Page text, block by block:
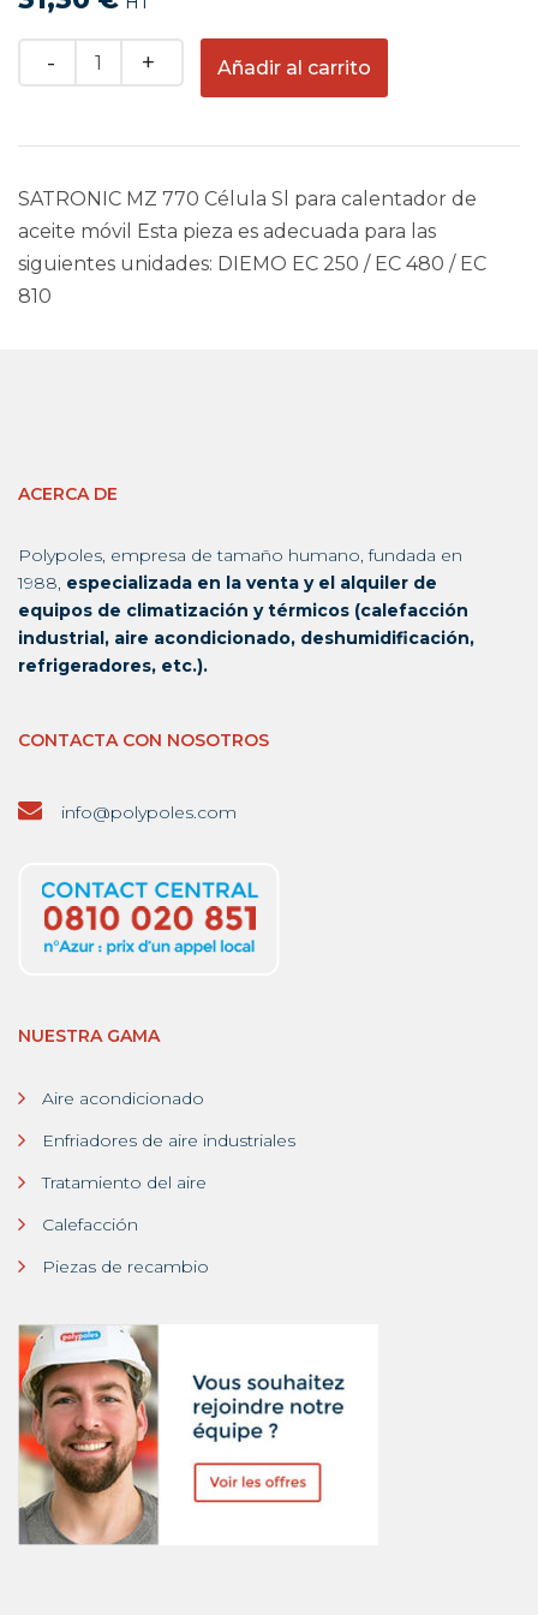
Quantity
Añadir al carrito
SATRONIC MZ 770 Célula Sl para calentador de
aceite móvil Esta pieza es adecuada para las
siguientes unidades: DIEMO EC 250 / EC 480 / EC
810
ACERCA DE
Polypoles, empresa de tamaño humano, fundada en
1988, especializada en la venta y el alquiler de
equipos de climatización y térmicos (calefacción
industrial, aire acondicionado, deshumidificación,
refrigeradores, etc.).
CONTACTA CON NOSOTROS
info@polypoles.com
NUESTRA GAMA
Aire acondicionado
Enfriadores de aire industriales
Tratamiento del aire
Calefacción
Piezas de recambio